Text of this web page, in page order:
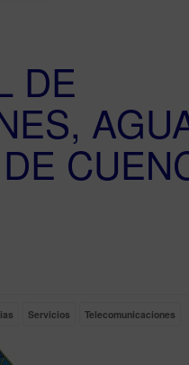
DE
Servicios Telecomunicaciones